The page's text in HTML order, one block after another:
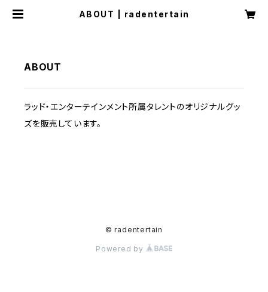
ABOUT | radentertain
ABOUT
ラッド・エンターテインメント所属タレントのオリジナルグッ
ズを販売しています。
© radentertain
Powered by